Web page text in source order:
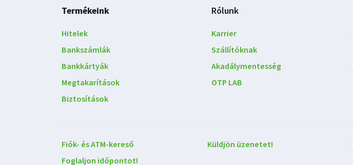
Lábléc
navigáció
Termékeink
Hitelek
Bankszámlák
Bankkártyák
Megtakarítások
Biztosítások
Rólunk
Karrier
Szállítóknak
Akadálymentesség
OTP LAB
Lépjen
Fiók- és ATM-kereső
Foglaljon időpontot!
Küldjön üzenetet!